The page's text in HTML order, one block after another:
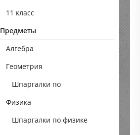
11 класс
Предметы
Алгебра
Геометрия
Шпаргалки по
геометрии
Физика
Шпаргалки по физике